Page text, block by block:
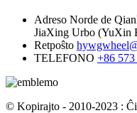
Adreso Norde de
JiaXing Urbo (YuXin
Retpoŝto
TELEFONO +86 573
© Kopirajto - 2010-2023 :